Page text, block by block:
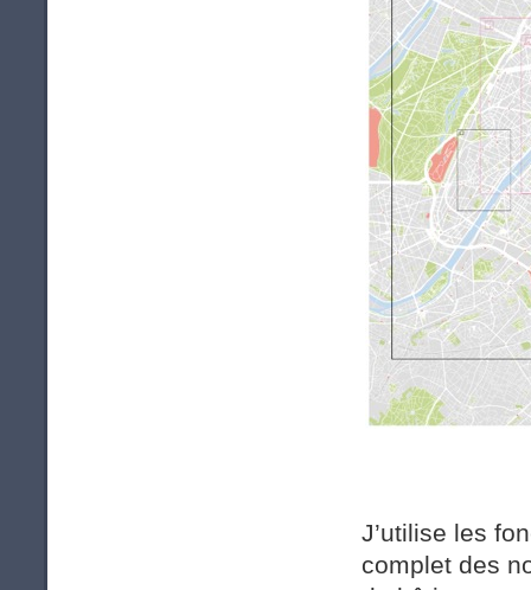
J’utilise les
complet des